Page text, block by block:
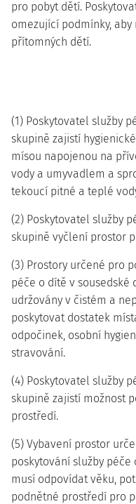
pro pobyt dětí.
omezující podmínky,
přítomných dětí.
(1) Poskytovatel služby
skupině zajistí
mísou napojenou na
vody a umyvadlem a
tekoucí pitné a teplé
(2) Poskytovatel služby
skupině vyčlení prostor
(3) Prostory určené pro
péče o dítě v sousedské
udržovány v čistém a
poskytovat dostatek
odpočinek, osobní
stravování.
(4) Poskytovatel služby
skupině zajistí možnost
prostředí.
(5) Vybavení prostor
poskytování služby péče
musí odpovídat věku,
podnětné prostředí pro